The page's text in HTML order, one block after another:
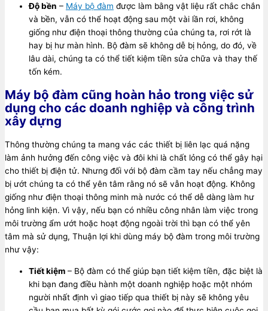
Độ bền – Máy bộ đàm được làm bằng vật liệu rất chắc chắn
và bền, vẫn có thể hoạt động sau một vài lần rơi, không
giống như điện thoại thông thường của chúng ta, rơi rớt là
hay bị hư màn hình. Bộ đàm sẽ không dễ bị hỏng, do đó, về
lâu dài, chúng ta có thể tiết kiệm tiền sửa chữa và thay thế
tốn kém.
Máy bộ đàm cũng hoàn hảo trong việc sử
dụng cho các doanh nghiệp và công trình
xây dựng
Thông thường chúng ta mang vác các thiết bị liên lạc quá nặng
làm ảnh hưởng đến công việc và đôi khi là chất lỏng có thể gây hại
cho thiết bị điện tử. Nhưng đối với bộ đàm cầm tay nếu chẳng may
bị ướt chúng ta có thể yên tâm rằng nó sẽ vẫn hoạt động. Không
giống như điện thoại thông minh mà nước có thể dễ dàng làm hư
hỏng linh kiện. Vì vậy, nếu bạn có nhiều công nhân làm việc trong
môi trường ẩm ướt hoặc hoạt động ngoài trời thì bạn có thể yên
tâm mà sử dụng, Thuận lợi khi dùng máy bộ đàm trong môi trường
như vậy:
Tiết kiệm – Bộ đàm có thể giúp bạn tiết kiệm tiền, đặc biệt là
khi bạn đang điều hành một doanh nghiệp hoặc một nhóm
người nhất định vì giao tiếp qua thiết bị này sẽ không yêu